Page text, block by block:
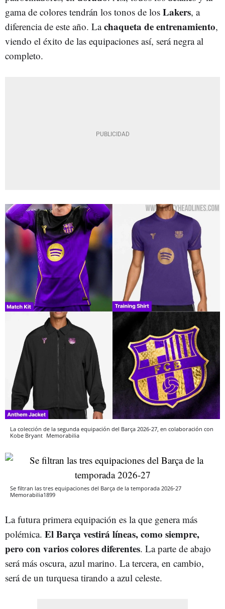
gama de colores tendrán los tonos de los Lakers, a
diferencia de este año. Lachaqueta de entrenamiento,
viendo el éxito de las equipaciones así, será negra al
completo.
La colección de la segunda equipación del Barça 2026-27, en colaboración con
Kobe Bryant Memorabilia
Se filtran las tres equipaciones del Barça de la temporada 2026-27
Memorabilia1899
La futura primera equipación es la que genera más
polémica. El Barça vestirá líneas, como siempre,
pero con varios colores diferentes. La parte de abajo
será más oscura, azul marino. La tercera, en cambio,
será de un turquesa tirando a azul celeste.